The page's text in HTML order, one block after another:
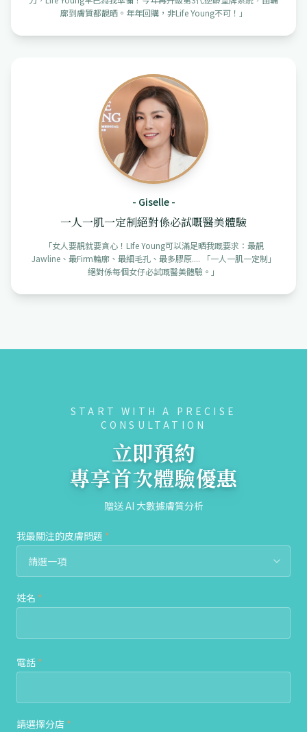
廓到膚質都靚晒。年年回購，非Life Young不可！ 」
- Giselle-
一人一肌一定制絕對係必試嘅醫美體驗
「女人要靚就要貪心！LIfe Young可以滿足晒我嘅要求：最靚
Jawline、最Firm輪廓、最細毛孔、最多膠原.... 「一人一肌一定制」
絕對係每個女仔必試嘅醫美體驗。 」
START WITH A PRECISE
CONSULTATION
立即預約
專享首次體驗優惠
贈送 AI 大數據膚質分析
我最關注的皮膚問題 *
姓名 *
電話 *
請選擇分店 *